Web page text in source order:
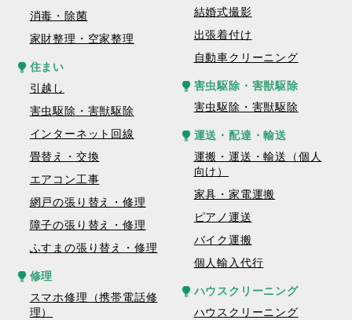
消毒・除菌
家財整理・空家整理
住まい
引越し
害虫駆除・害獣駆除
インターネット回線
畳替え・交換
エアコン工事
網戸の張り替え・修理
障子の張り替え・修理
ふすまの張り替え・修理
修理
スマホ修理（携帯電話修
理）
結婚式撮影
出張着付け
自動車クリーニング
害虫駆除・害獣駆除
害虫駆除・害獣駆除
運送・配達・輸送
運搬・運送・輸送（個人
向け）
家具・家電運搬
ピアノ運送
バイク運搬
個人輸入代行
ハウスクリーニング
ハウスクリーニング